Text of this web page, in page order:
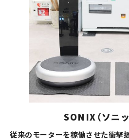
SONIX（ソニッ
従来のモーターを稼働させた衝撃